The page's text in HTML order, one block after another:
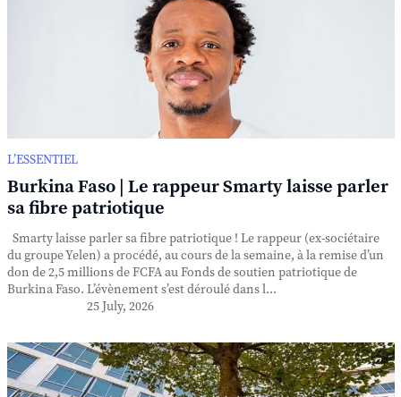
L’ESSENTIEL
Burkina Faso | Le rappeur Smarty laisse parler
sa fibre patriotique
Smarty laisse parler sa fibre patriotique ! Le rappeur (ex-sociétaire
du groupe Yelen) a procédé, au cours de la semaine, à la remise d’un
don de 2,5 millions de FCFA au Fonds de soutien patriotique de
Burkina Faso. L’évènement s’est déroulé dans l...
25 July, 2026